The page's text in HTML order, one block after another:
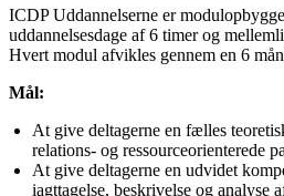
ICDP Uddannelserne er
uddannelsesdage af 6 timer og
Hvert modul afvikles gennem en 6
Mål:
At give deltagerne en fælles
relations- og ressourceorienterede
At give deltagerne en udvidet
iagttagelse, beskrivelse og analyse